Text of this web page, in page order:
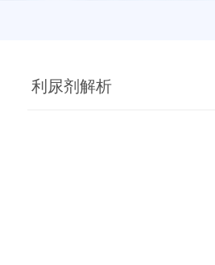
利尿剂解析